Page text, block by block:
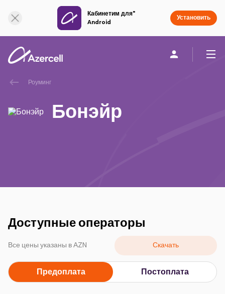
Кабинетим для"
Android
Установить
Кампании
Поддержка
Роуминг
Бонэйр
Доступные операторы
Все цены указаны в АZN
Предоплата Постоплата
Скачать
Онлайн поддержка